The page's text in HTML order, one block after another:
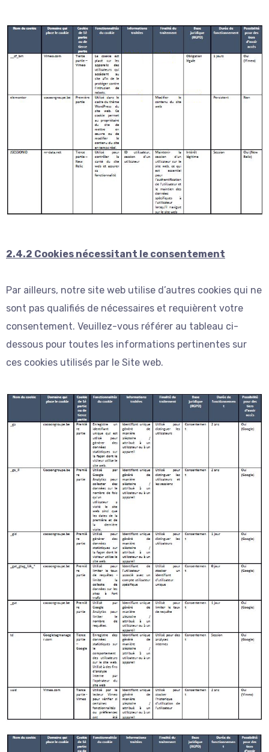
2.4.2 Cookies nécessitant le consentement
Par ailleurs, notre site web utilise d’autres cookies qui ne
sont pas qualifiés de nécessaires et requièrent votre
consentement. Veuillez-vous référer au tableau ci-
dessous pour toutes les informations pertinentes sur
ces cookies utilisés par le Site web.